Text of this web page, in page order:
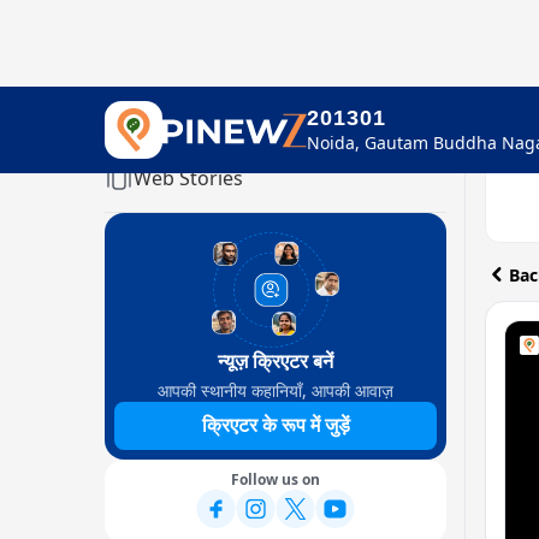
201301
Home
Web Stories
न्यूज़ क्रिएटर बनें
आपकी स्थानीय कहानियाँ, आपकी आवाज़
क्रिएटर के रूप में जुड़ें
Follow us on